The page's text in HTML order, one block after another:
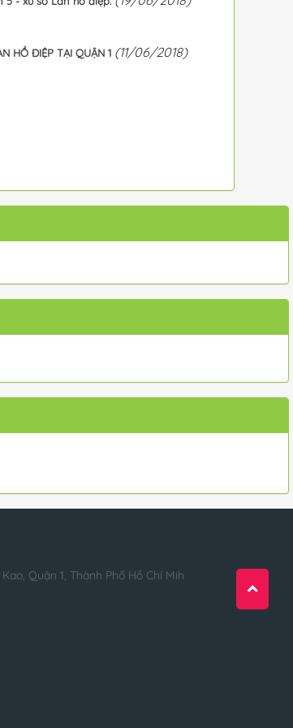
HỒ ĐIỆP TẠI QUẬN 1 (11/06/2018)
Quận 1, Thành Phố Hồ Chí Mih